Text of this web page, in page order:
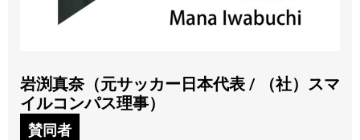
岩渕真奈（元サッカー日本代表 / （社）スマ
イルコンパス理事）
賛同者